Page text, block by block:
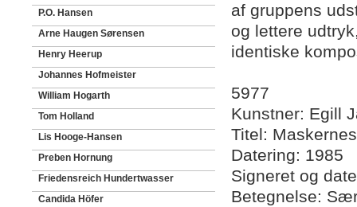
P.O. Hansen
Arne Haugen Sørensen
Henry Heerup
Johannes Hofmeister
William Hogarth
Tom Holland
Lis Hooge-Hansen
Preben Hornung
Friedensreich Hundertwasser
Candida Höfer
af gruppens
og lettere
identiske
5977
Kunstner: Egill
Titel:
Datering: 1985
Signeret og
Betegnelse: